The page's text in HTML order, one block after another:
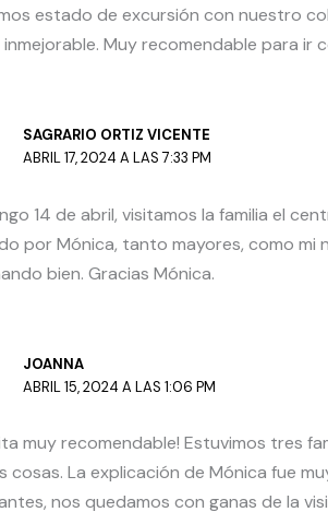
estado de excursión con nuestro
Muy recomendable para ir
SAGRARIO ORTIZ VICENTE
ABRIL 17, 2024 A LAS 7:33 PM
14 de abril, visitamos la familia el
por Mónica, tanto mayores, como mi
bien. Gracias Mónica.
JOANNA
ABRIL 15, 2024 A LAS 1:06 PM
muy recomendable! Estuvimos tres
cosas. La explicación de Mónica fue
nos quedamos con ganas de la